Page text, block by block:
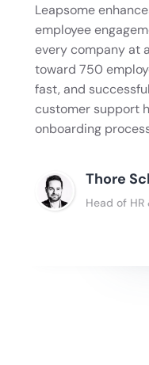
Leapsome
employee
every company at
toward 750
fast, and
customer support
onboarding
Thore
Head of